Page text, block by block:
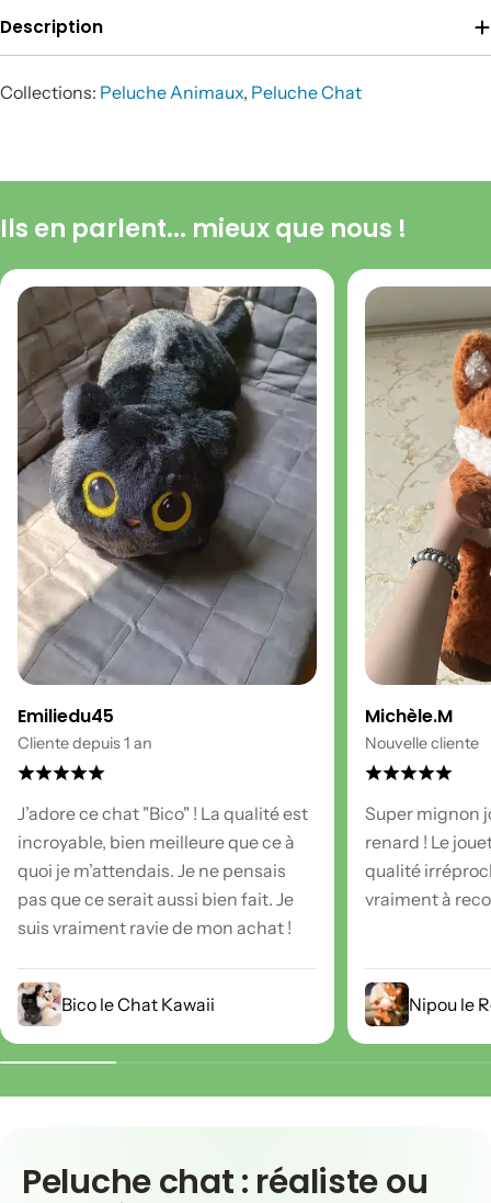
Description
Collections: Peluche Animaux, Peluche Chat
Ils en parlent... mieux que nous !
Emiliedu45
Cliente depuis 1 an
J’adore ce chat "Bico" ! La qualité est
incroyable, bien meilleure que ce à
quoi je m’attendais. Je ne pensais
pas que ce serait aussi bien fait. Je
suis vraiment ravie de mon achat !
Bico le Chat Kawaii
Michèle.M
Nouvelle cliente
Super mignon
renard ! Le
qualité
vraiment à
Nipou le
Peluche chat : réaliste ou